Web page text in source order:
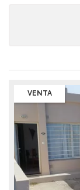
VENTA